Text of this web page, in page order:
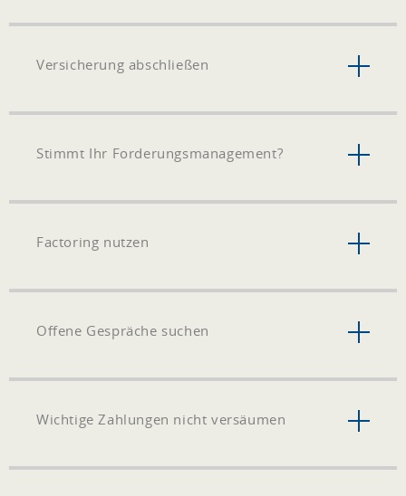
Versicherung abschließen
Stimmt Ihr Forderungsmanagement?
Factoring nutzen
Offene Gespräche suchen
Wichtige Zahlungen nicht versäumen